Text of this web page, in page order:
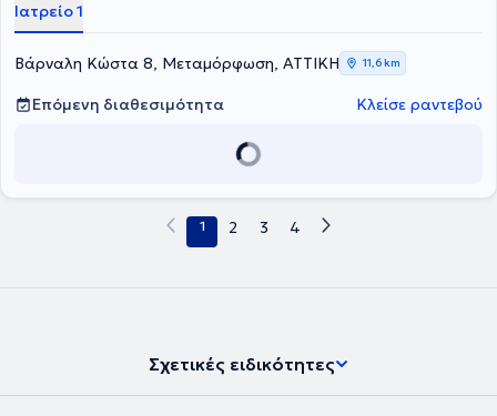
Ιατρείο 1
Βάρναλη Κώστα 8, Μεταμόρφωση, ΑΤΤΙΚΗ 11,6 km
Επόμενη διαθεσιμότητα Κλείσε ραντεβού
1 2 3 4
Σχετικές ειδικότητες